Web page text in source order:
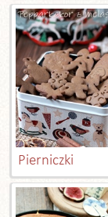
Pierniczki